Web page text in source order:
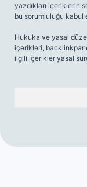
yazdıkları içeriklerin
bu sorumluluğu kabul
Hukuka ve yasal
içerikleri,
ilgili içerikler yasal